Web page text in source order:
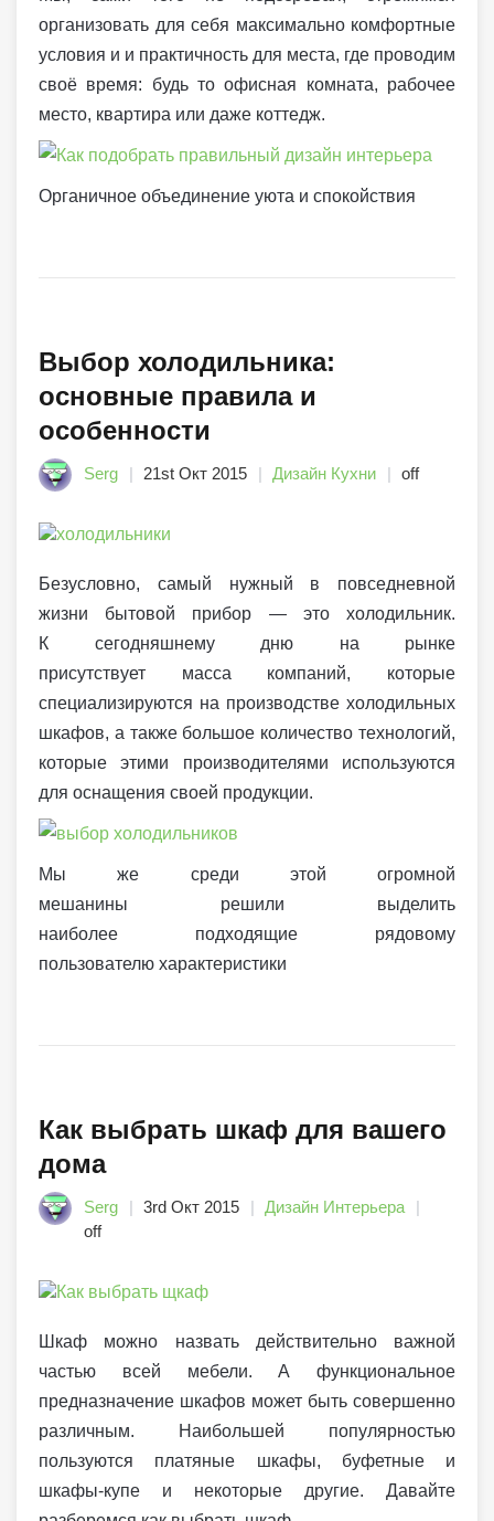
организовать для себя максимально комфортные
условия и и практичность для места, где проводим
своё время: будь то офисная комната, рабочее
место, квартира или даже коттедж.
Органичное объединение уюта и спокойствия
Выбор холодильника:
основные правила и
особенности
Serg 21st Окт 2015 Дизайн Кухни off
Безусловно, самый нужный в повседневной
жизни бытовой прибор — это холодильник.
К сегодняшнему дню на рынке
присутствует масса компаний, которые
специализируются на производстве холодильных
шкафов, а также большое количество технологий,
которые этими производителями используются
для оснащения своей продукции.
Мы же среди этой огромной
мешанины решили выделить
наиболее подходящие рядовому
пользователю характеристики
Как выбрать шкаф для вашего
дома
Serg 3rd Окт 2015
Дизайн Интерьера
off
Шкаф можно назвать действительно важной
частью всей мебели. А функциональное
предназначение шкафов может быть совершенно
различным. Наибольшей популярностью
пользуются платяные шкафы, буфетные и
шкафы-купе и некоторые другие. Давайте